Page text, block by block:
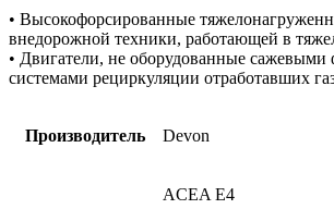
• Высокофорсированные
внедорожной техники, работающей в
• Двигатели, не оборудованные сажевыми
системами рециркуляции отработавших
Производитель Devon
ACEA E4